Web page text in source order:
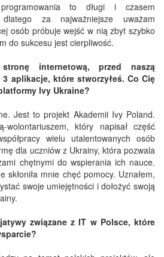
to długi i czasem
za najważniejsze uważam
osób próbuje wejść w nią zbyt szybko
do sukcesu jest cierpliwość.
stronę internetową, przed naszą
3 aplikacje, które stworzyłeś. Co Cię
Ivy Ukraine?
Jest to projekt Akademii Ivy Poland.
wolontariuszem, który napisał część
wielu utalentowanych osób
dla uczniów z Ukrainy, która pozwala
chętnymi do wspierania ich nauce.
skłoniła mnie chęć pomocy. Uznałem,
swoje umiejętności i dołożyć swoją
związane z IT w Polsce, które